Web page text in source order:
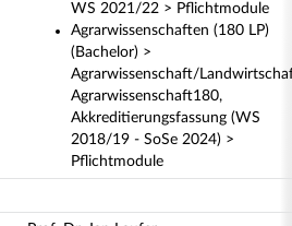
WS 2021/22 > Pflichtmodule
Agrarwissenschaften (180 LP)
(Bachelor) >
Agrarwissenschaft/
Agrarwissenschaft180,
Akkreditierungsfassung (WS
2018/19 - SoSe 2024) >
Pflichtmodule